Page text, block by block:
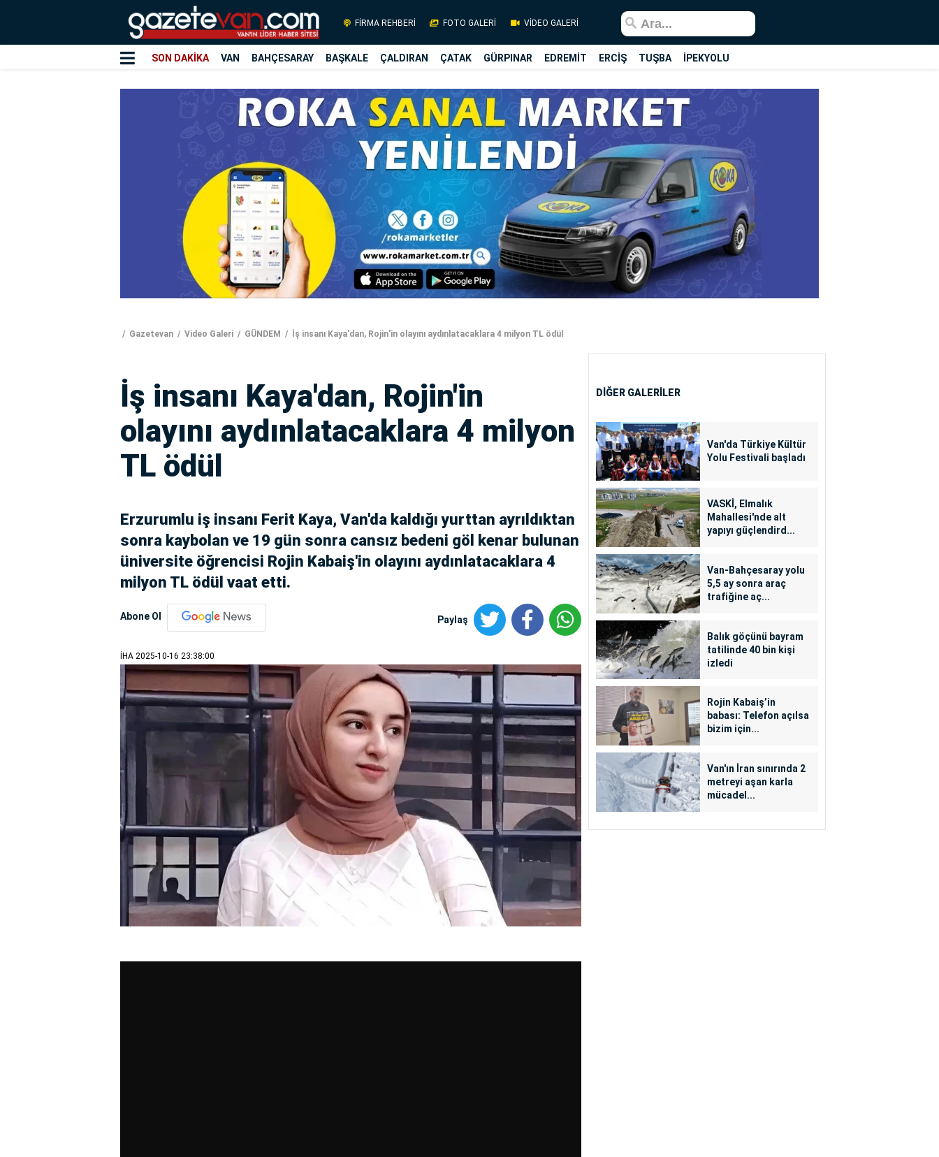
FİRMA REHBERİ FOTO GALERİ VİDEO GALERİ
SON DAKİKA VAN BAHÇESARAY BAŞKALE ÇALDIRAN ÇATAK GÜRPINAR EDREMİT ERCİŞ TUŞBA İPEKYOLU
Gazetevan Video Galeri GÜNDEM İş insanı Kaya'dan, Rojin'in olayını aydınlatacaklara 4 milyon TL ödül
İş insanı Kaya'dan, Rojin'in
olayını aydınlatacaklara 4 milyon
TL ödül
Erzurumlu iş insanı Ferit Kaya, Van'da kaldığı yurttan ayrıldıktan
sonra kaybolan ve 19 gün sonra cansız bedeni göl kenar bulunan
üniversite öğrencisi Rojin Kabaiş'in olayını aydınlatacaklara 4
milyon TL ödül vaat etti.
Abone Ol Paylaş
İHA 2025-10-16 23:38:00
DİĞER GALERİLER
Van'da Türkiye Kültür
Yolu Festivali başladı
VASKİ, Elmalık
Mahallesi'nde alt
yapıyı güçlendird...
Van-Bahçesaray yolu
5,5 ay sonra araç
trafiğine aç...
Balık göçünü bayram
tatilinde 40 bin kişi
izledi
Rojin Kabaiş’in
babası: Telefon açılsa
bizim için...
Van'ın İran sınırında 2
metreyi aşan karla
mücadel...